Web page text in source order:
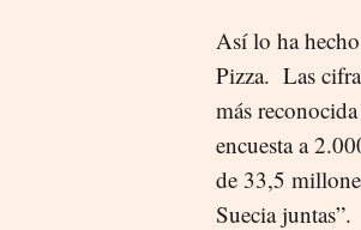
Así lo ha
Pizza. Las
más
encuesta a
de 33,5
Suecia juntas”.